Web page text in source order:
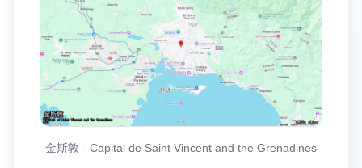
金斯敦 - Capital de Saint Vincent and the Grenadines